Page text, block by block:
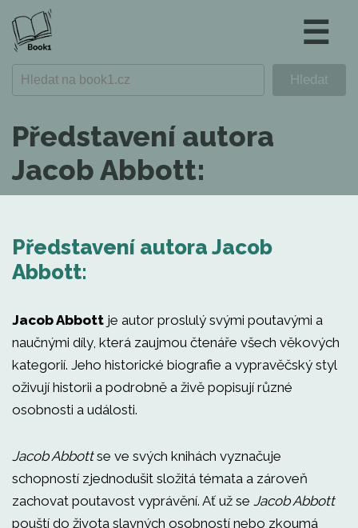
☰
Představení autora
Jacob Abbott:
Představení autora Jacob
Abbott:
Jacob Abbott je autor proslulý svými poutavými a
naučnými díly, která zaujmou čtenáře všech věkových
kategorií. Jeho historické biografie a vypravěčský styl
oživují historii a podrobně a živě popisují různé
osobnosti a události.
Jacob Abbottse ve svých knihách vyznačuje
schopností zjednodušit složitá témata a zároveň
zachovat poutavost vyprávění. Ať už se Jacob Abbott
pouští do života slavných osobností nebo zkoumá